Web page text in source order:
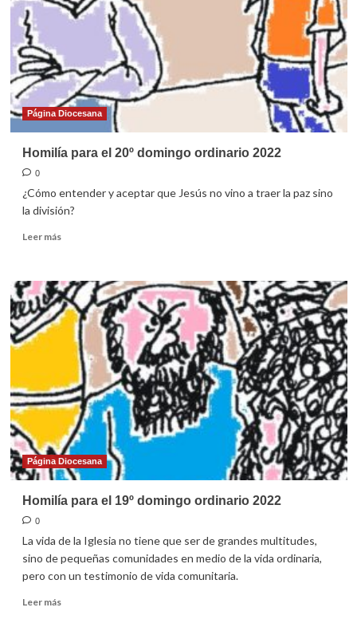
ordinario
2022
Página Diocesana
Homilía para el 20º domingo ordinario 2022
0
¿Cómo entender y aceptar que Jesús no vino a traer la paz sino
la división?
Leer másLeer
Homilía
para
el
20º
domingo
ordinario
2022
Página Diocesana
Homilía para el 19º domingo ordinario 2022
0
La vida de la Iglesia no tiene que ser de grandes multitudes,
sino de pequeñas comunidades en medio de la vida ordinaria,
pero con un testimonio de vida comunitaria.
Leer másLeer